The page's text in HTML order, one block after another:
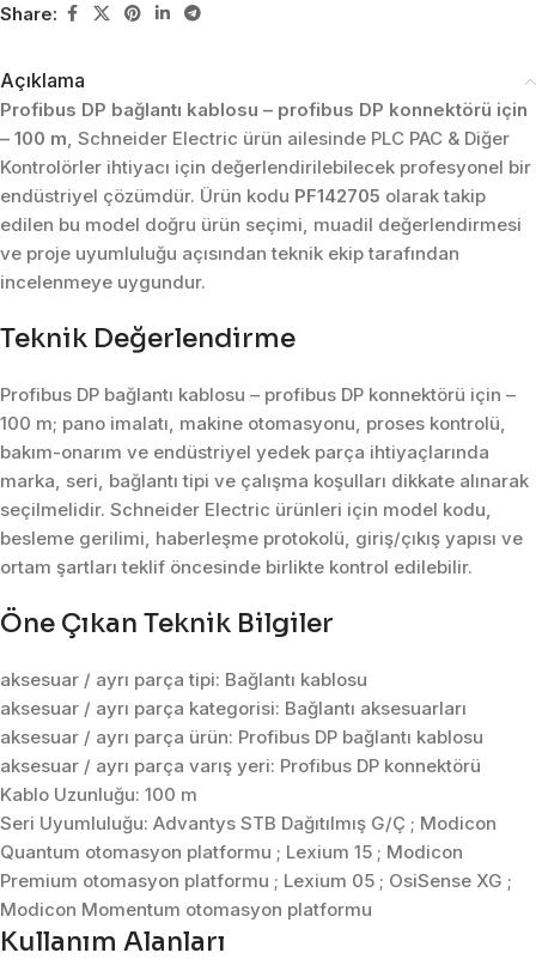
Share:
Açıklama
Profibus DP bağlantı kablosu – profibus DP konnektörü için
– 100 m, Schneider Electric ürün ailesinde PLC PAC & Diğer
Kontrolörler ihtiyacı için değerlendirilebilecek profesyonel bir
endüstriyel çözümdür. Ürün kodu PF142705 olarak takip
edilen bu model doğru ürün seçimi, muadil değerlendirmesi
ve proje uyumluluğu açısından teknik ekip tarafından
incelenmeye uygundur.
Teknik Değerlendirme
Profibus DP bağlantı kablosu – profibus DP konnektörü için –
100 m; pano imalatı, makine otomasyonu, proses kontrolü,
bakım-onarım ve endüstriyel yedek parça ihtiyaçlarında
marka, seri, bağlantı tipi ve çalışma koşulları dikkate alınarak
seçilmelidir. Schneider Electric ürünleri için model kodu,
besleme gerilimi, haberleşme protokolü, giriş/çıkış yapısı ve
ortam şartları teklif öncesinde birlikte kontrol edilebilir.
Öne Çıkan Teknik Bilgiler
aksesuar / ayrı parça tipi: Bağlantı kablosu
aksesuar / ayrı parça kategorisi: Bağlantı aksesuarları
aksesuar / ayrı parça ürün: Profibus DP bağlantı kablosu
aksesuar / ayrı parça varış yeri: Profibus DP konnektörü
Kablo Uzunluğu: 100 m
Seri Uyumluluğu: Advantys STB Dağıtılmış G/Ç ; Modicon
Quantum otomasyon platformu ; Lexium 15 ; Modicon
Premium otomasyon platformu ; Lexium 05 ; OsiSense XG ;
Modicon Momentum otomasyon platformu
Kullanım Alanları